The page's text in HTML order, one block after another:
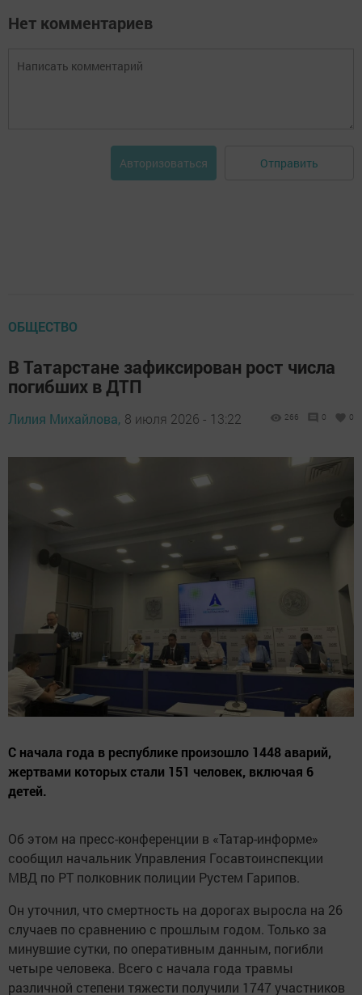
Нет комментариев
Авторизоваться Отправить
ОБЩЕСТВО
В Татарстане зафиксирован рост числа
погибших в ДТП
Лилия Михайлова, 8 июля 2026 - 13:22 266 0 0
С начала года в республике произошло 1448 аварий,
жертвами которых стали 151 человек, включая 6
детей.
Об этом на пресс-конференции в «Татар-информе»
сообщил начальник Управления Госавтоинспекции
МВД по РТ полковник полиции Рустем Гарипов.
Он уточнил, что смертность на дорогах выросла на 26
случаев по сравнению с прошлым годом. Только за
минувшие сутки, по оперативным данным, погибли
четыре человека. Всего с начала года травмы
различной степени тяжести получили 1747 участников